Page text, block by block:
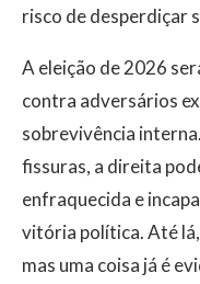
risco de desperdiçar
A eleição de 2026
contra adversários
sobrevivência
fissuras, a direita
enfraquecida e
vitória política. Até
mas uma coisa já é